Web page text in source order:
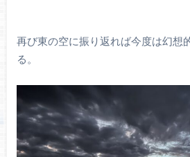
再び東の空に振り返れば今度は幻想
る。